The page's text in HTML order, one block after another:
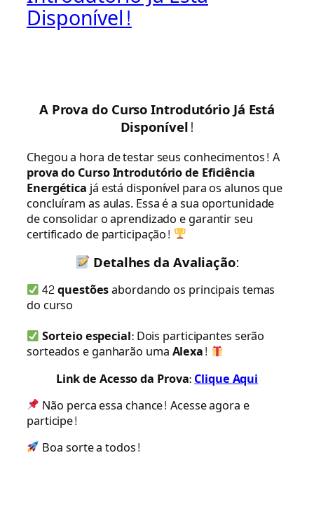
Disponível!
A Prova do Curso Introdutório Já Está
Disponível!
Chegou a hora de testar seus conhecimentos! A
prova do Curso Introdutório de Eficiência
Energéticajá está disponível para os alunos que
concluíram as aulas. Essa é a sua oportunidade
de consolidar o aprendizado e garantir seu
certificado de participação!
Detalhes da Avaliação:
42 questõesabordando os principais temas
do curso
Sorteio especial: Dois participantes serão
sorteados e ganharão umaAlexa!
Link de Acesso da Prova:Clique Aqui
Não perca essa chance! Acesse agora e
participe!
Boa sorte a todos!